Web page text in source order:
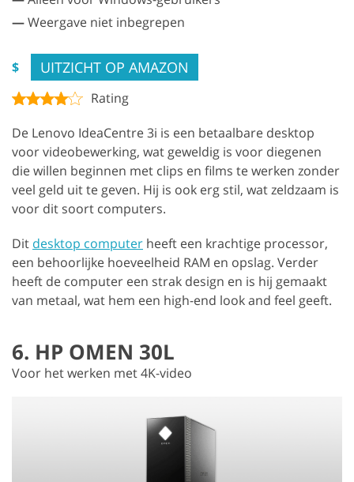
—Weergave niet inbegrepen
$ UITZICHT OP AMAZON
Rating
De Lenovo IdeaCentre 3i is een betaalbare desktop
voor videobewerking, wat geweldig is voor diegenen
die willen beginnen met clips en films te werken zonder
veel geld uit te geven. Hij is ook erg stil, wat zeldzaam is
voor dit soort computers.
Dit desktop computer heeft een krachtige processor,
een behoorlijke hoeveelheid RAM en opslag. Verder
heeft de computer een strak design en is hij gemaakt
van metaal, wat hem een high-end look and feel geeft.
6. HP OMEN 30L
Voor het werken met 4K-video